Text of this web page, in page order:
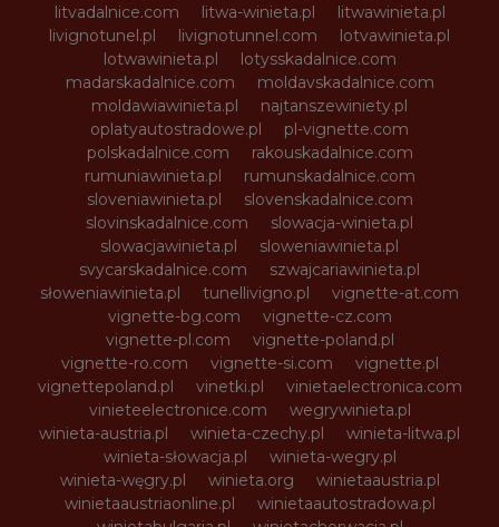
litvadalnice.com
litwa-winieta.pl
litwawinieta.pl
livignotunel.pl
livignotunnel.com
lotvawinieta.pl
lotwawinieta.pl
lotysskadalnice.com
madarskadalnice.com
moldavskadalnice.com
moldawiawinieta.pl
najtanszewiniety.pl
oplatyautostradowe.pl
pl-vignette.com
polskadalnice.com
rakouskadalnice.com
rumuniawinieta.pl
rumunskadalnice.com
sloveniawinieta.pl
slovenskadalnice.com
slovinskadalnice.com
slowacja-winieta.pl
slowacjawinieta.pl
sloweniawinieta.pl
svycarskadalnice.com
szwajcariawinieta.pl
słoweniawinieta.pl
tunellivigno.pl
vignette-at.com
vignette-bg.com
vignette-cz.com
vignette-pl.com
vignette-poland.pl
vignette-ro.com
vignette-si.com
vignette.pl
vignettepoland.pl
vinetki.pl
vinietaelectronica.com
vinieteelectronice.com
wegrywinieta.pl
winieta-austria.pl
winieta-czechy.pl
winieta-litwa.pl
winieta-słowacja.pl
winieta-wegry.pl
winieta-węgry.pl
winieta.org
winietaaustria.pl
winietaaustriaonline.pl
winietaautostradowa.pl